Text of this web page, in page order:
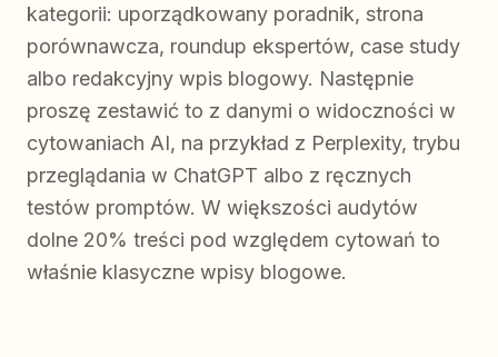
kategorii: uporządkowany poradnik, strona
porównawcza, roundup ekspertów, case study
albo redakcyjny wpis blogowy. Następnie
proszę zestawić to z danymi o widoczności w
cytowaniach AI, na przykład z Perplexity, trybu
przeglądania w ChatGPT albo z ręcznych
testów promptów. W większości audytów
dolne 20% treści pod względem cytowań to
właśnie klasyczne wpisy blogowe.